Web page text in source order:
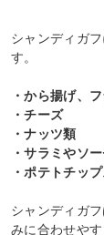
シャンディガ
す。
・から揚げ、
・チーズ
・ナッツ類
・サラミやソ
・ポテトチッ
シャンディガ
みに合わせや